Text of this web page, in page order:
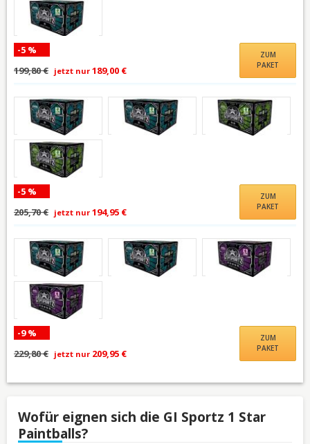
-5 %
199,80 € jetzt nur 189,00 €
ZUM
PAKET
-5 %
205,70 € jetzt nur 194,95 €
ZUM
PAKET
-9 %
229,80 € jetzt nur 209,95 €
ZUM
PAKET
Wofür eignen sich die GI Sportz 1 Star
Paintballs?